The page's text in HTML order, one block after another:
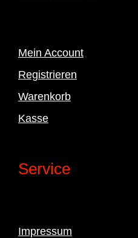
Mein Account
Registrieren
Warenkorb
Kasse
Service
Impressum